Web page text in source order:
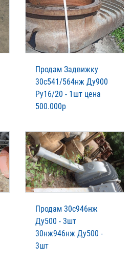
Продам Задвижку
30с541/564нж Ду900
Ру16/20 - 1шт цена
500.000р
Продам 30с946нж
Ду500 - 3шт
30нж946нж Ду500 -
3шт